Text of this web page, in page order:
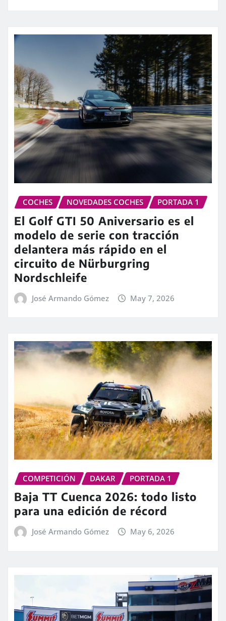
COCHES NOVEDADES COCHES PORTADA 1
El Golf GTI 50 Aniversario es el
modelo de serie con tracción
delantera más rápido en el
circuito de Nürburgring
Nordschleife
José Armando Gómez May 7, 2026
COMPETICIÓN DAKAR PORTADA 1
Baja TT Cuenca 2026: todo listo
para una edición de récord
José Armando Gómez May 6, 2026